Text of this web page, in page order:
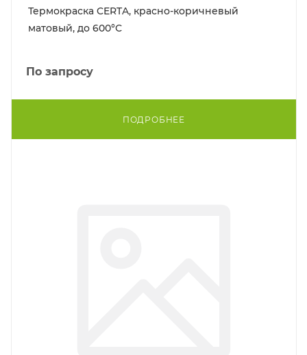
Термокраска CERTA, красно-коричневый
матовый, до 600°С
По запросу
ПОДРОБНЕЕ